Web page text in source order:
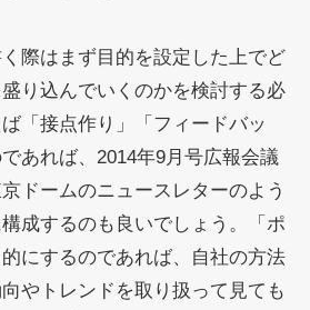
際はまず目的を設定した上でど
り込んでいくのかを検討する必
「接点作り」「フィードバッ
あれば、2014年9月号広報会議
ドームのニュースレターのよう
成するのも良いでしょう。「ポ
にするのであれば、自社の方法
やトレンドを取り扱って見ても